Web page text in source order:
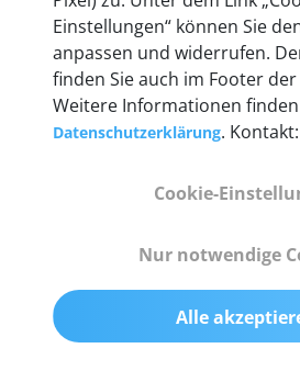
Technische
Lieferumfang
Abmessungen
Gewicht
200 g
Einstellungen“ können Sie
anpassen und widerrufen.
finden Sie auch im Footer
Weitere Informationen
Datenschutzerklärung. Kontakt:
Cookie-
Nur notwendige
Alle